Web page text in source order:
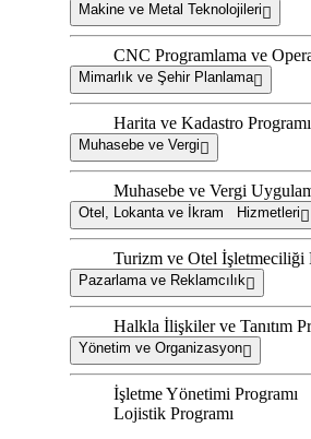
Makine ve Metal Teknolojileri
CNC Programlama ve
Mimarlık ve Şehir Planlama
Harita ve Kadastro Programı
Muhasebe ve Vergi
Muhasebe ve Vergi
Otel, Lokanta ve İkram Hizmetleri
Turizm ve Otel İşletmeciliği
Pazarlama ve Reklamcılık
Halkla İlişkiler ve Tanıtım
Yönetim ve Organizasyon
İşletme Yönetimi Programı
Lojistik Programı